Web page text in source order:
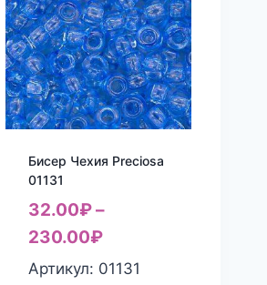
Бисер Чехия Preciosa
01131
32.00₽–
230.00₽
Артикул: 01131